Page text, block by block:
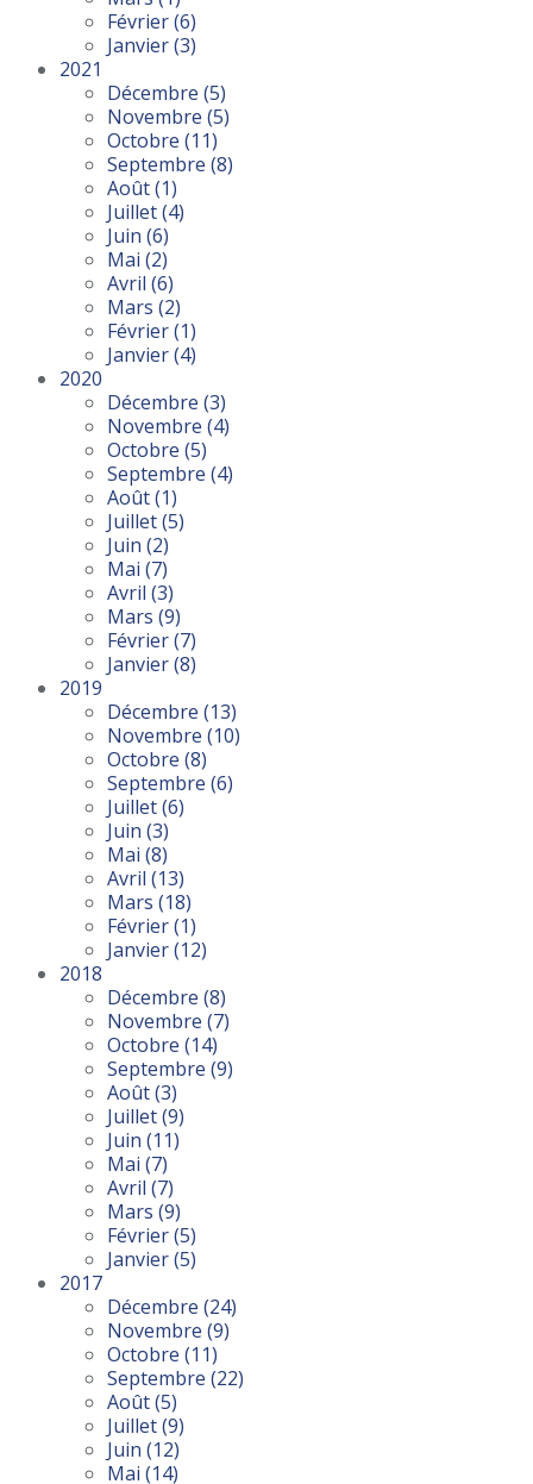
Février(6)
Janvier(3)
2021
Décembre (5)
Novembre (5)
Octobre (11)
Septembre (8)
Août(1)
Juillet(4)
Juin (6)
Mai (2)
Avril (6)
Mars (2)
Février(1)
Janvier(4)
2020
Décembre (3)
Novembre (4)
Octobre (5)
Septembre (4)
Août(1)
Juillet(5)
Juin (2)
Mai (7)
Avril (3)
Mars (9)
Février(7)
Janvier(8)
2019
Décembre (13)
Novembre (10)
Octobre (8)
Septembre (6)
Juillet(6)
Juin (3)
Mai (8)
Avril (13)
Mars (18)
Février(1)
Janvier(12)
2018
Décembre (8)
Novembre (7)
Octobre (14)
Septembre (9)
Août(3)
Juillet(9)
Juin (11)
Mai (7)
Avril (7)
Mars (9)
Février(5)
Janvier(5)
2017
Décembre (24)
Novembre (9)
Octobre (11)
Septembre (22)
Août(5)
Juillet(9)
Juin (12)
Mai (14)